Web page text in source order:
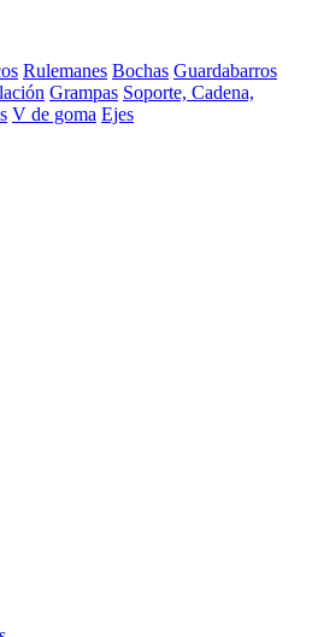
Rulemanes Bochas Guardabarros
Grampas Soporte, Cadena,
V de goma Ejes